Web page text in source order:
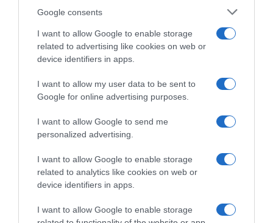
Google consents
I want to allow Google to enable storage
related to advertising like cookies on web or
device identifiers in apps.
I want to allow my user data to be sent to
Google for online advertising purposes.
I want to allow Google to send me
personalized advertising.
I want to allow Google to enable storage
related to analytics like cookies on web or
device identifiers in apps.
I want to allow Google to enable storage
a 12. héten már túl vagyok, megnyugodtam kicsit –
mondta, aki egyelőre jól viseli az áldott állapotot és a
naptára is tele van, hiszen adventig minden hónapban
van két-három fellépése, sőt, még Moszkvába is elutazik.